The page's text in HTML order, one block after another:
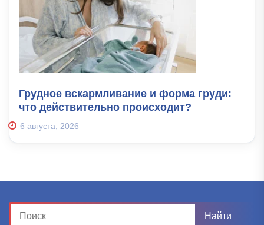
Грудное вскармливание и форма груди:
что действительно происходит?
6 августа, 2026